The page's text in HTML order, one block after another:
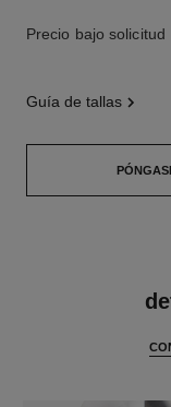
Precio bajo solicitud
guía de tallas